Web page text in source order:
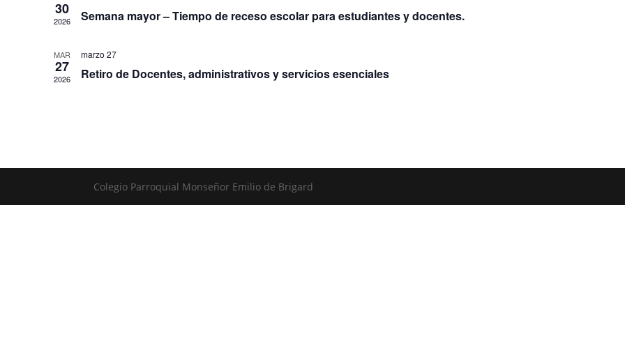
30
2026 Semana mayor – Tiempo de receso escolar para estudiantes y docentes.
MAR
27
2026
marzo 27
Retiro de Docentes, administrativos y servicios esenciales
Colegio Parroquial Monseñor Emilio de Brigard